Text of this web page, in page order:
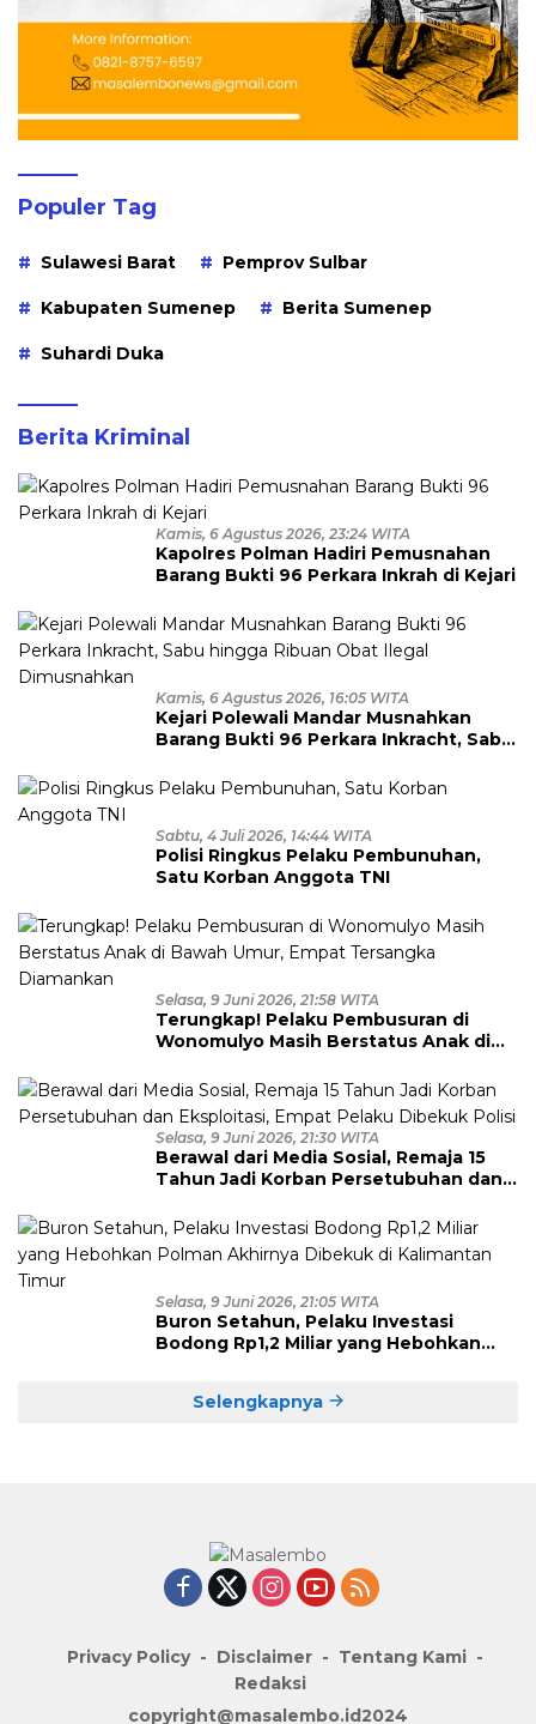
Populer Tag
Sulawesi Barat Pemprov Sulbar
Kabupaten Sumenep Berita Sumenep
Suhardi Duka
Berita Kriminal
Kamis, 6 Agustus 2026, 23:24 WITA
Kapolres Polman Hadiri Pemusnahan
Barang Bukti 96 Perkara Inkrah di Kejari
Kamis, 6 Agustus 2026, 16:05 WITA
Kejari Polewali Mandar Musnahkan
Barang Bukti 96 Perkara Inkracht, Sabu
Dimusnahkan
Sabtu, 4 Juli 2026, 14:44 WITA
Polisi Ringkus Pelaku Pembunuhan,
Satu Korban Anggota TNI
Selasa, 9 Juni 2026, 21:58 WITA
Terungkap! Pelaku Pembusuran di
Wonomulyo Masih Berstatus Anak di
Diamankan
Selasa, 9 Juni 2026, 21:30 WITA
Berawal dari Media Sosial, Remaja 15
Tahun Jadi Korban Persetubuhan dan
Polisi
Selasa, 9 Juni 2026, 21:05 WITA
Buron Setahun, Pelaku Investasi
Bodong Rp1,2 Miliar yang Hebohkan
Selengkapnya
Privacy Policy Disclaimer
Tentang Kami
Redaksi
copyright@masalembo.id2024